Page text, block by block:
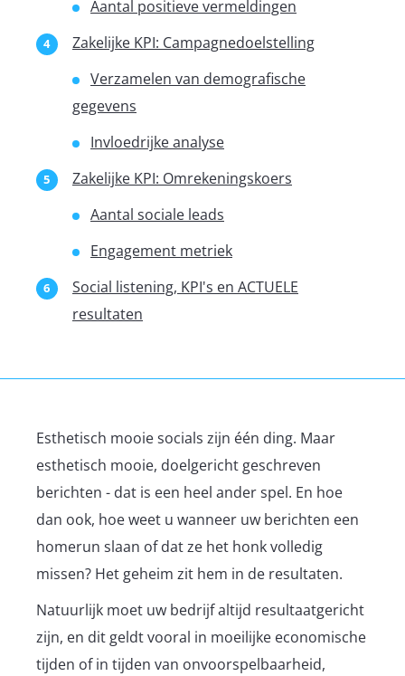
Aantal positieve vermeldingen
Zakelijke KPI: Campagnedoelstelling
Verzamelen van demografische
gegevens
Invloedrijke analyse
Zakelijke KPI: Omrekeningskoers
Aantal sociale leads
Engagement metriek
Social listening, KPI's en ACTUELE
resultaten
Esthetisch mooie socials zijn één ding. Maar
esthetisch mooie, doelgericht geschreven
berichten - dat is een heel ander spel. En hoe
dan ook, hoe weet u wanneer uw berichten een
homerun slaan of dat ze het honk volledig
missen? Het geheim zit hem in de resultaten.
Natuurlijk moet uw bedrijf altijd resultaatgericht
zijn, en dit geldt vooral in moeilijke economische
tijden of in tijden van onvoorspelbaarheid,